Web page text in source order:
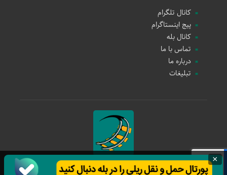
کانال تلگرام
پیج اینستاگرام
کانال بله
تماس با ما
درباره ما
تبلیغات
حمل و نقل ریلی
×